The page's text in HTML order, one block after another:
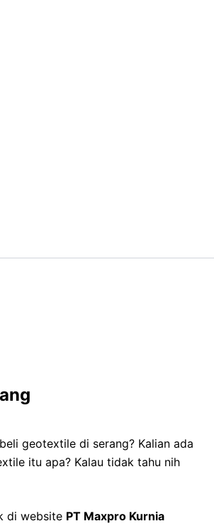
geotextile di serang? Kalian ada
itu apa? Kalau tidak tahu nih
di website PT Maxpro Kurnia